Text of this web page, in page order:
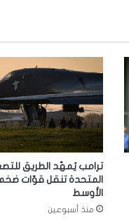
ترامب يُمهّد الطريق
المتحدة تنقل قوّات
الأوسط
منذ أسبوعين